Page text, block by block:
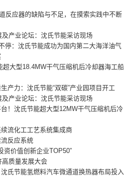
反应器的缺陷与不足，在摸索实践中不断
产业论坛：沈氏节能采访现场
停：沈氏节能成功为国内第二大海洋油气
大型18.4MW干气压缩机后冷却器海工船
产力：沈氏节能“双碳”产业园项目开工
产业论坛：沈氏节能采访现场
！沈氏节能超大型12MW干气压缩机后冷
流化工工艺系统集成商
反应系统
资价值创新企业TOP50”
高质量发展大会
氏节能氢燃料汽车微通道换热器布局投入